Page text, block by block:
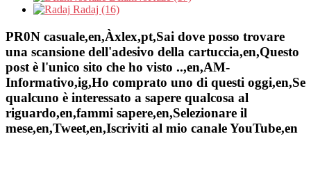
Radaj (16)
PR0N casuale,en,Àxlex,pt,Sai dove posso trovare
una scansione dell'adesivo della cartuccia,en,Questo
post è l'unico sito che ho visto ..,en,AM-
Informativo,ig,Ho comprato uno di questi oggi,en,Se
qualcuno è interessato a sapere qualcosa al
riguardo,en,fammi sapere,en,Selezionare il
mese,en,Tweet,en,Iscriviti al mio canale YouTube,en